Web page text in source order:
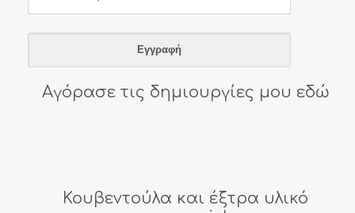
Αγόρασε τις δημιουργίες μου εδώ
Κουβεντούλα και έξτρα υλικό